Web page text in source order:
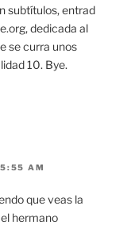
subtítulos, entrad
dedicada al
se curra unos
10. Bye.
AM
que veas la
hermano